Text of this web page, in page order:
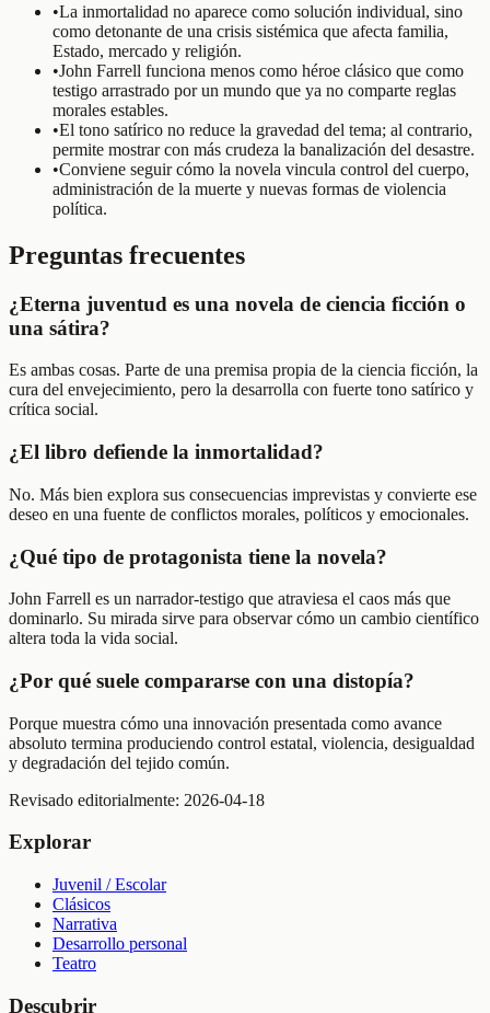
•La inmortalidad no aparece como solución individual, sino
como detonante de una crisis sistémica que afecta familia,
Estado, mercado y religión.
•John Farrell funciona menos como héroe clásico que como
testigo arrastrado por un mundo que ya no comparte reglas
morales estables.
•El tono satírico no reduce la gravedad del tema; al contrario,
permite mostrar con más crudeza la banalización del desastre.
•Conviene seguir cómo la novela vincula control del cuerpo,
administración de la muerte y nuevas formas de violencia
política.
Preguntas frecuentes
¿Eterna juventud es una novela de ciencia ficción o
una sátira?
Es ambas cosas. Parte de una premisa propia de la ciencia ficción, la
cura del envejecimiento, pero la desarrolla con fuerte tono satírico y
crítica social.
¿El libro defiende la inmortalidad?
No. Más bien explora sus consecuencias imprevistas y convierte ese
deseo en una fuente de conflictos morales, políticos y emocionales.
¿Qué tipo de protagonista tiene la novela?
John Farrell es un narrador-testigo que atraviesa el caos más que
dominarlo. Su mirada sirve para observar cómo un cambio científico
altera toda la vida social.
¿Por qué suele compararse con una distopía?
Porque muestra cómo una innovación presentada como avance
absoluto termina produciendo control estatal, violencia, desigualdad
y degradación del tejido común.
Revisado editorialmente: 2026-04-18
Explorar
Juvenil / Escolar
Clásicos
Narrativa
Desarrollo personal
Teatro
Descubrir